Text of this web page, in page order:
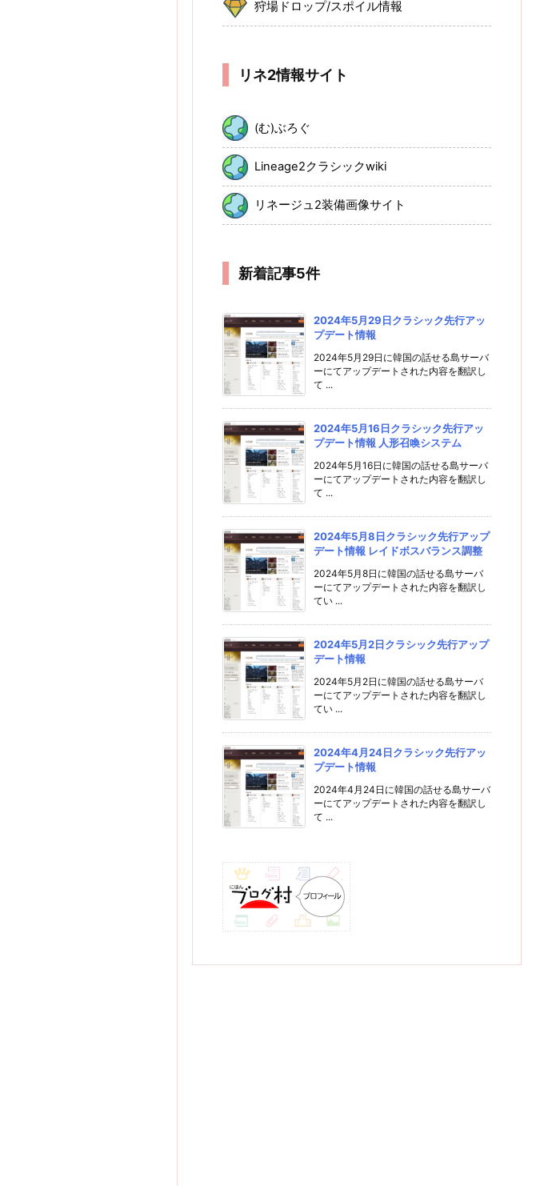
狩場ドロップ/スポイル情報
リネ2情報サイト
(む)ぶろぐ
Lineage2クラシックwiki
リネージュ2装備画像サイト
新着記事5件
2024年5月29日クラシック先行アッ
プデート情報
2024年5月29日に韓国の話せる島サーバ
ーにてアップデートされた内容を翻訳し
て ...
2024年5月16日クラシック先行アッ
プデート情報 人形召喚システム
2024年5月16日に韓国の話せる島サーバ
ーにてアップデートされた内容を翻訳し
て ...
2024年5月8日クラシック先行アップ
デート情報 レイドボスバランス調整
2024年5月8日に韓国の話せる島サーバ
ーにてアップデートされた内容を翻訳し
てい ...
2024年5月2日クラシック先行アップ
デート情報
2024年5月2日に韓国の話せる島サーバ
ーにてアップデートされた内容を翻訳し
てい ...
2024年4月24日クラシック先行アッ
プデート情報
2024年4月24日に韓国の話せる島サーバ
ーにてアップデートされた内容を翻訳し
て ...